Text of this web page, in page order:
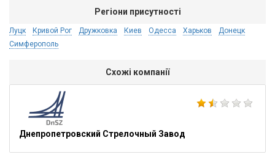
Регіони присутності
Луцк Кривой Рог Дружковка Киев Одесса Харьков
Донецк
Симферополь
Схожі компанії
Днепропетровский Стрелочный Завод